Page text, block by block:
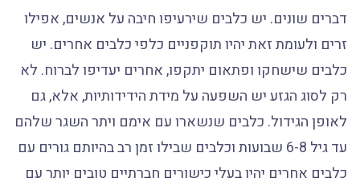
דברים שונים. יש כלבים שירעיפו חיבה על אנשים, אפילו
זרים ולעומת זאת יהיו תוקפניים כלפי כלבים אחרים. יש
כלבים שישחקו ופתאום יתקפו, אחרים יעדיפו לברוח. לא
רק לסוג הגזע יש השפעה על מידת הידידותיות, אלא, גם
לאופן הגידול. כלבים שנשארו עם אימם ויתר השגר שלהם
עד גיל 6-8 שבועות וכלבים שבילו זמן רב בהיותם גורים עם
כלבים אחרים יהיו בעלי כישורים חברתיים טובים יותר עם